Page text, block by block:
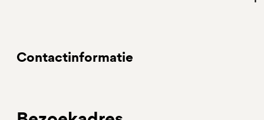
Contactinformatie